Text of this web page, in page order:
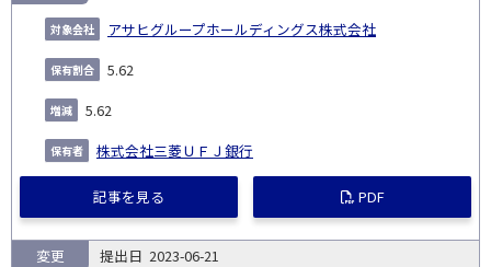
アサヒグループホールディングス株式会社
5.62
5.62
株式会社三菱ＵＦＪ銀行
記事を見る PDF
2023-06-21
変更